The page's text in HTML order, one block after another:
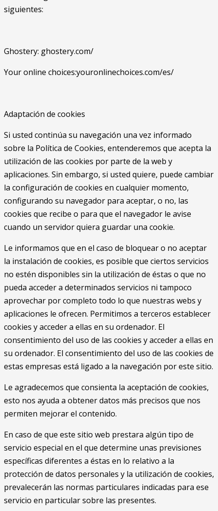
siguientes:
Ghostery: ghostery.com/
Your online choices:youronlinechoices.com/es/
Adaptación de cookies
Si usted continúa su navegación una vez informado
sobre la Política de Cookies, entenderemos que acepta la
utilización de las cookies por parte de la web y
aplicaciones. Sin embargo, si usted quiere, puede cambiar
la configuración de cookies en cualquier momento,
configurando su navegador para aceptar, o no, las
cookies que recibe o para que el navegador le avise
cuando un servidor quiera guardar una cookie.
Le informamos que en el caso de bloquear o no aceptar
la instalación de cookies, es posible que ciertos servicios
no estén disponibles sin la utilización de éstas o que no
pueda acceder a determinados servicios ni tampoco
aprovechar por completo todo lo que nuestras webs y
aplicaciones le ofrecen. Permitimos a terceros establecer
cookies y acceder a ellas en su ordenador. El
consentimiento del uso de las cookies y acceder a ellas en
su ordenador. El consentimiento del uso de las cookies de
estas empresas está ligado a la navegación por este sitio.
Le agradecemos que consienta la aceptación de cookies,
esto nos ayuda a obtener datos más precisos que nos
permiten mejorar el contenido.
En caso de que este sitio web prestara algún tipo de
servicio especial en el que determine unas previsiones
específicas diferentes a éstas en lo relativo a la
protección de datos personales y la utilización de cookies,
prevalecerán las normas particulares indicadas para ese
servicio en particular sobre las presentes.